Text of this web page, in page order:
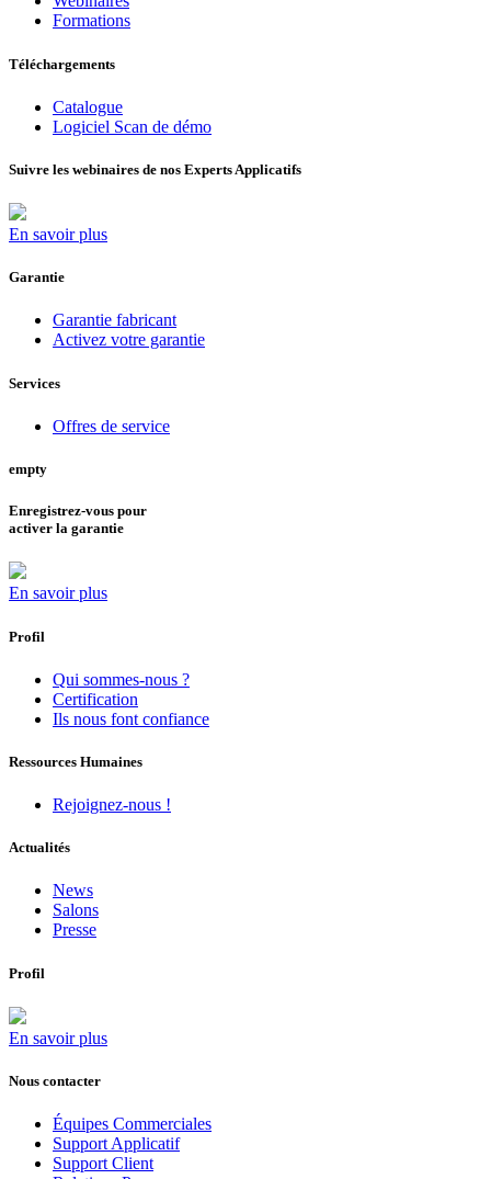
Formations
Téléchargements
Catalogue
Logiciel Scan de démo
Suivre les webinaires de nos Experts Applicatifs
En savoir plus
Garantie
Garantie fabricant
Activez votre garantie
Services
Offres de service
empty
Enregistrez-vous pour
activer la garantie
En savoir plus
Profil
Qui sommes-nous ?
Certification
Ils nous font confiance
Ressources Humaines
Rejoignez-nous !
Actualités
News
Salons
Presse
Profil
En savoir plus
Nous contacter
Équipes Commerciales
Support Applicatif
Support Client